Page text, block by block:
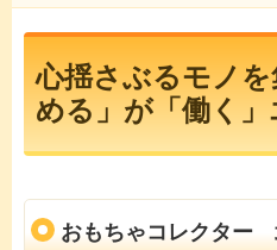
心揺さぶるモノ
める」が「働く
おもちゃコレクター